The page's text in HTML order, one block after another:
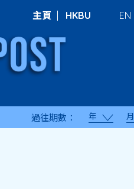
主頁 HKBU EN
過往期數： 年 月